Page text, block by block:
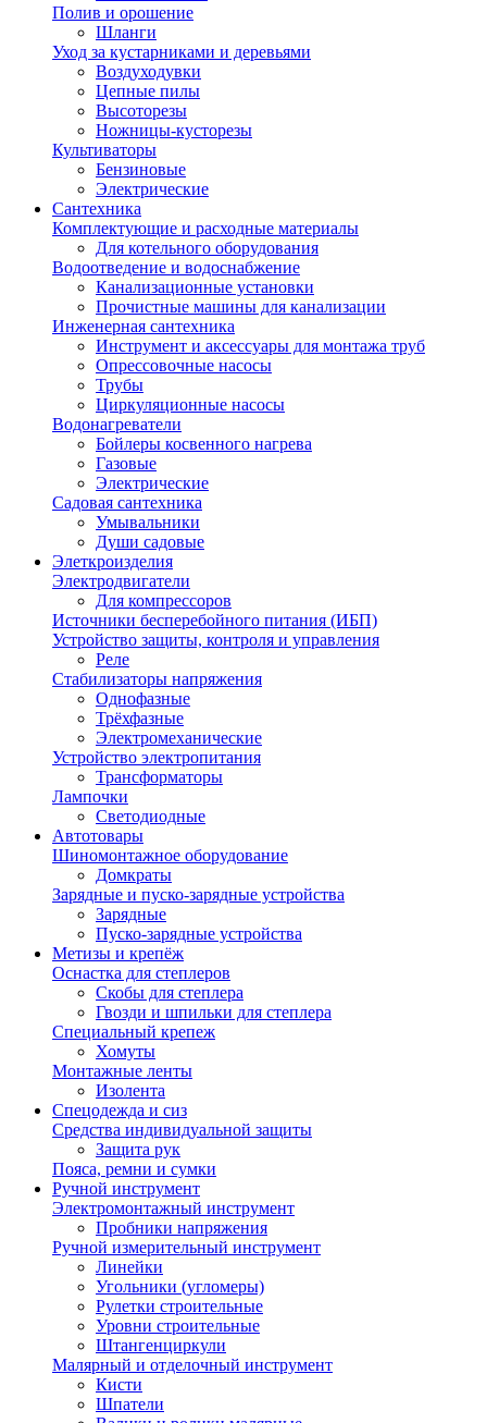
Полив и орошение
Шланги
Уход за кустарниками и деревьями
Воздуходувки
Цепные пилы
Высоторезы
Ножницы-кусторезы
Культиваторы
Бензиновые
Электрические
Сантехника
Комплектующие и расходные материалы
Для котельного оборудования
Водоотведение и водоснабжение
Канализационные установки
Прочистные машины для канализации
Инженерная сантехника
Инструмент и аксессуары для монтажа труб
Опрессовочные насосы
Трубы
Циркуляционные насосы
Водонагреватели
Бойлеры косвенного нагрева
Газовые
Электрические
Садовая сантехника
Умывальники
Души садовые
Элеткроизделия
Электродвигатели
Для компрессоров
Источники бесперебойного питания (ИБП)
Устройство защиты, контроля и управления
Реле
Стабилизаторы напряжения
Однофазные
Трёхфазные
Электромеханические
Устройство электропитания
Трансформаторы
Лампочки
Светодиодные
Автотовары
Шиномонтажное оборудование
Домкраты
Зарядные и пуско-зарядные устройства
Зарядные
Пуско-зарядные устройства
Метизы и крепёж
Оснастка для степлеров
Скобы для степлера
Гвозди и шпильки для степлера
Специальный крепеж
Хомуты
Монтажные ленты
Изолента
Спецодежда и сиз
Средства индивидуальной защиты
Защита рук
Пояса, ремни и сумки
Ручной инструмент
Электромонтажный инструмент
Пробники напряжения
Ручной измерительный инструмент
Линейки
Угольники (угломеры)
Рулетки строительные
Уровни строительные
Штангенциркули
Малярный и отделочный инструмент
Кисти
Шпатели